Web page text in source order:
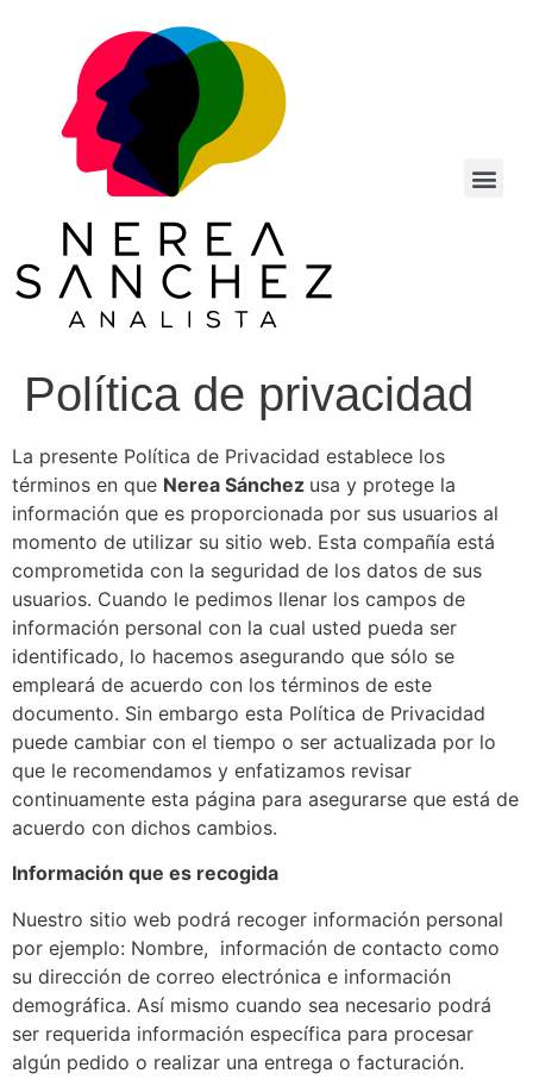
Política de privacidad
La presente Política de Privacidad establece los
términos en que Nerea Sánchez usa y protege la
información que es proporcionada por sus usuarios al
momento de utilizar su sitio web. Esta compañía está
comprometida con la seguridad de los datos de sus
usuarios. Cuando le pedimos llenar los campos de
información personal con la cual usted pueda ser
identificado, lo hacemos asegurando que sólo se
empleará de acuerdo con los términos de este
documento. Sin embargo esta Política de Privacidad
puede cambiar con el tiempo o ser actualizada por lo
que le recomendamos y enfatizamos revisar
continuamente esta página para asegurarse que está de
acuerdo con dichos cambios.
Información que es recogida
Nuestro sitio web podrá recoger información personal
por ejemplo: Nombre, información de contacto como
su dirección de correo electrónica e información
demográfica. Así mismo cuando sea necesario podrá
ser requerida información específica para procesar
algún pedido o realizar una entrega o facturación.